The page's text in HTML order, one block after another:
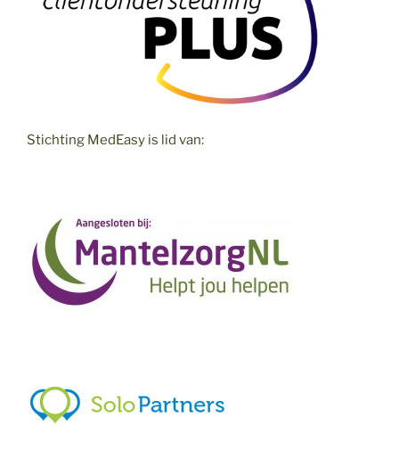
Stichting MedEasy is lid van: